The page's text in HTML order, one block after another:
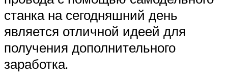
станка на сегодняшний день
является отличной идеей для
получения дополнительного
заработка.